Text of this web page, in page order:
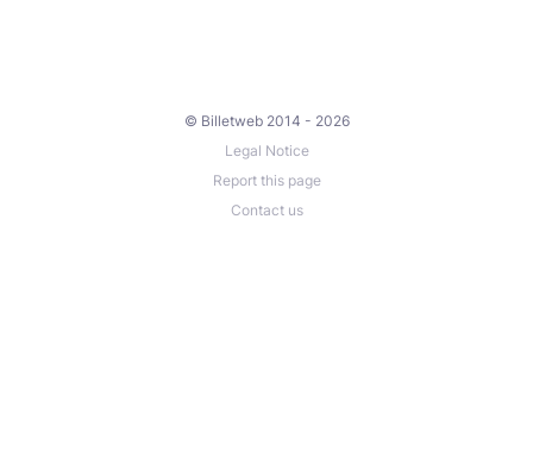
© Billetweb 2014 - 2026
Legal Notice
Report this page
Contact us